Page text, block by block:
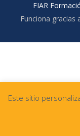
FIAR
Funciona gracias
Este sitio